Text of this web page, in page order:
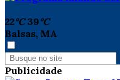
22°C 39°C
Balsas, MA
Publicidade